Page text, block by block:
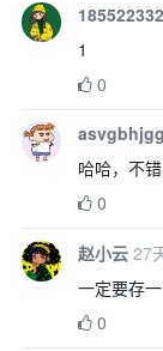
1
0
哈哈，不错
0
赵小云 27
一定要存
0